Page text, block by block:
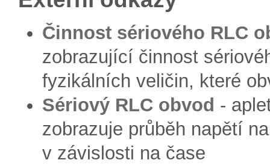
Činnost sériového RLC
zobrazující činnost
fyzikálních veličin, které
Sériový RLC obvod -
zobrazuje průběh napětí
v závislosti na čase